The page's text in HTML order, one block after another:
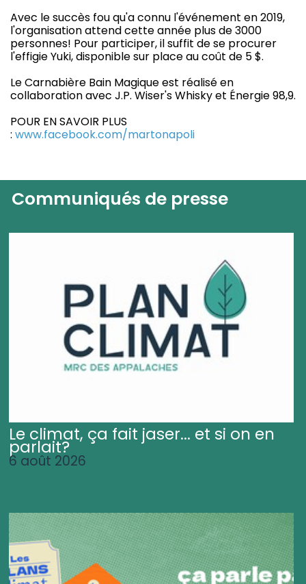
Avec le succès fou qu'a connu l'événement en 2019,
l'organisation attend cette année plus de 3000
personnes! Pour participer, il suffit de se procurer
l'effigie Yuki, disponible sur place au coût de 5 $.
Le Carnabière Bain Magique est réalisé en
collaboration avec J.P. Wiser's Whisky et Énergie 98,9.
POUR EN SAVOIR PLUS
: www.facebook.com/martonapoli
Communiqués de presse
Le climat, ça fait jaser... et si on en
parlait?
6 août 2026